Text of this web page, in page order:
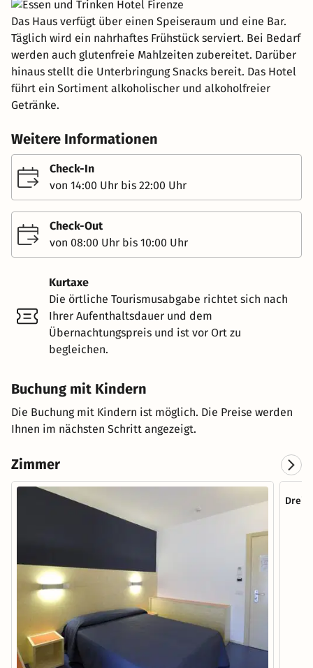
Das Haus verfügt über einen Speiseraum und eine Bar.
Täglich wird ein nahrhaftes Frühstück serviert. Bei Bedarf
werden auch glutenfreie Mahlzeiten zubereitet. Darüber
hinaus stellt die Unterbringung Snacks bereit. Das Hotel
führt ein Sortiment alkoholischer und alkoholfreier
Getränke.
Weitere Informationen
Check-In
von 14:00 Uhr bis 22:00 Uhr
Check-Out
von 08:00 Uhr bis 10:00 Uhr
Kurtaxe
Die örtliche Tourismusabgabe richtet sich nach
Ihrer Aufenthaltsdauer und dem
Übernachtungspreis und ist vor Ort zu
begleichen.
Buchung mit Kindern
Die Buchung mit Kindern ist möglich. Die Preise werden
Ihnen im nächsten Schritt angezeigt.
Zimmer